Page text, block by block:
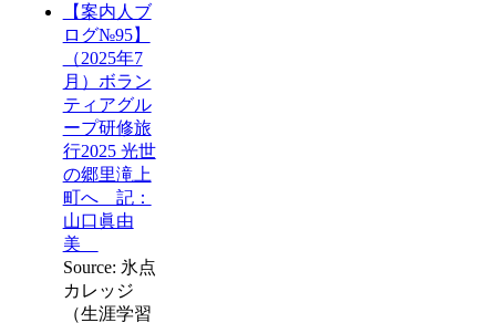
【案内人ブ
ログ№95】
（2025年7
月）ボラン
ティアグル
ープ研修旅
行2025 光世
の郷里滝上
町へ 記：
山口眞由
美
Source: 氷点
カレッジ
（生涯学習